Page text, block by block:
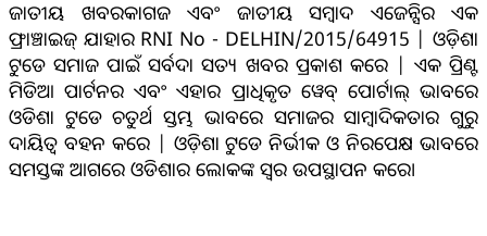
ଜାତୀୟ ଖବରକାଗଜ ଏବଂ ଜାତୀୟ ସମ୍ବାଦ ଏଜେନ୍ସିର ଏକ
ଫ୍ରାଞ୍ଚାଇଜ୍ ଯାହାର RNI No - DELHIN/2015/64915 | ଓଡ଼ିଶା
ଟୁଡେ ସମାଜ ପାଇଁ ସର୍ବଦା ସତ୍ୟ ଖବର ପ୍ରକାଶ କରେ | ଏକ ପ୍ରିଣ୍ଟ
ମିଡିଆ ପାର୍ଟନର ଏବଂ ଏହାର ପ୍ରାଧିକୃତ ୱେବ୍ ପୋର୍ଟାଲ୍ ଭାବରେ
ଓଡିଶା ଟୁଡେ ଚତୁର୍ଥ ସ୍ତମ୍ଭ ଭାବରେ ସମାଜର ସାମ୍ବାଦିକତାର ଗୁରୁ
ଦାୟିତ୍ବ ବହନ କରେ | ଓଡ଼ିଶା ଟୁଡେ ନିର୍ଭୀକ ଓ ନିରପେକ୍ଷ ଭାବରେ
ସମସ୍ତଙ୍କ ଆଗରେ ଓଡିଶାର ଲୋକଙ୍କ ସ୍ୱର ଉପସ୍ଥାପନ କରେ।